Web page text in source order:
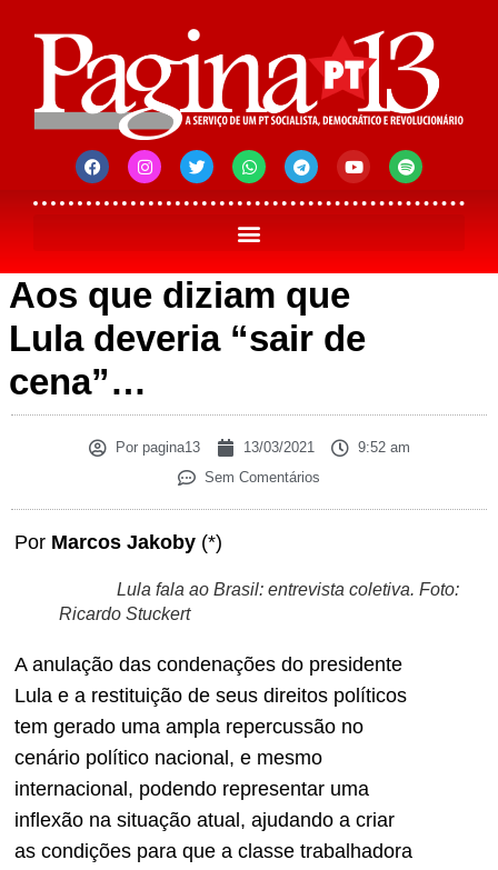
Aos que diziam que
Lula deveria “sair de
cena”…
Porpagina13 13/03/2021
9:52 am
Sem Comentários
Por Marcos Jakoby (*)
Lula fala ao Brasil: entrevista coletiva. Foto:
Ricardo Stuckert
A anulação das condenações do presidente
Lula e a restituição de seus direitos políticos
tem gerado uma ampla repercussão no
cenário político nacional, e mesmo
internacional, podendo representar uma
inflexão na situação atual, ajudando a criar
as condições para que a classe trabalhadora